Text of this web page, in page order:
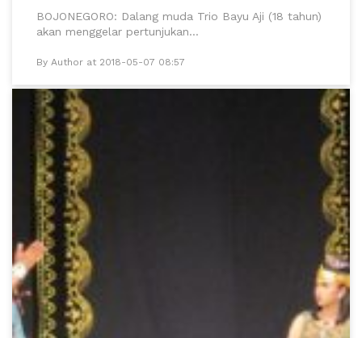
BOJONEGORO: Dalang muda Trio Bayu Aji (18 tahun)
akan menggelar pertunjukan...
By Author at 2018-05-07 08:57